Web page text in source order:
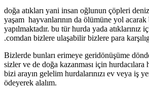
doğa atıkları yani insan oğlunun çöpleri
yaşam hayvanlarının da ölümüne yol
yapılmaktadır. bu tür hurda yada atıklarınız
.comdan bizlere ulaşabilir bizlere para
Bizlerde bunları erimeye geridönüşüme
sizler ve de doğa kazanması için hurdacılara
bizi arayın gelelim hurdalarınızı ev veya iş
ödeyerek alalım.